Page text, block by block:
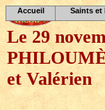
Le 29
et Valérien
Accueil Saints et